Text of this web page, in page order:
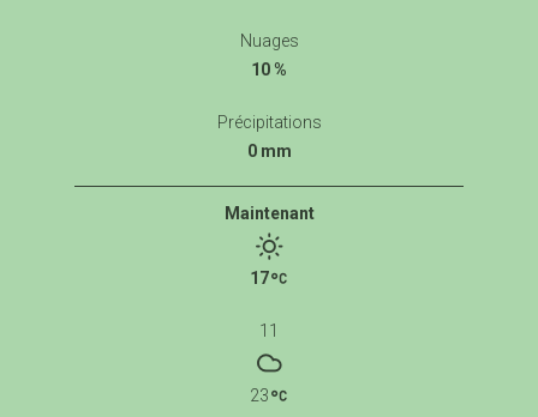
Nuages
10 %
Précipitations
0 mm
Maintenant
17
11
23